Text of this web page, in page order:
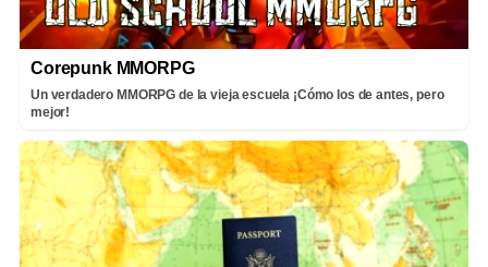
Corepunk MMORPG
Un verdadero MMORPG de la vieja escuela ¡Cómo los de antes, pero
mejor!